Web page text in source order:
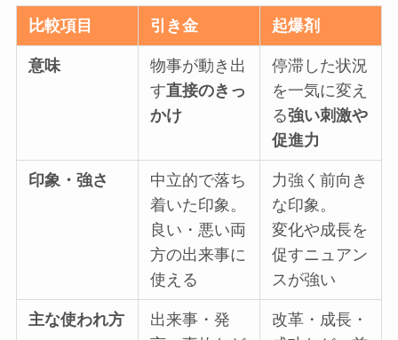
比較項目 引き金 起爆剤
意味
物事が動き出
す直接のきっ
かけ
停滞した状況
を一気に変え
る強い刺激や
促進力
印象・強さ
中立的で落ち
着いた印象。
良い・悪い両
方の出来事に
使える
力強く前向き
な印象。
変化や成長を
促すニュアン
スが強い
主な使われ方
出来事・発
改革・成長・